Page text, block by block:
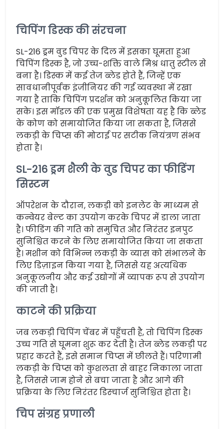
चिपिंग डिस्क की संरचना
SL-216 ड्रम वुड चिपर के दिल में इसका घूमता हुआ
चिपिंग डिस्क है, जो उच्च-शक्ति वाले मिश्र धातु स्टील से
बना है। डिस्क में कई तेज ब्लेड होते हैं, जिन्हें एक
सावधानीपूर्वक इंजीनियर की गई व्यवस्था में रखा
गया है ताकि चिपिंग प्रदर्शन को अनुकूलित किया जा
सके। इस मॉडल की एक प्रमुख विशेषता यह है कि ब्लेड
के कोण को समायोजित किया जा सकता है, जिससे
लकड़ी के चिप्स की मोटाई पर सटीक नियंत्रण संभव
होता है।
SL-216 ड्रम शैली के वुड चिपर का फीडिंग
सिस्टम
ऑपरेशन के दौरान, लकड़ी को इनलेट के माध्यम से
कन्वेयर बेल्ट का उपयोग करके चिपर में डाला जाता
है। फीडिंग की गति को समुचित और निरंतर इनपुट
सुनिश्चित करने के लिए समायोजित किया जा सकता
है। मशीन को विभिन्न लकड़ी के व्यास को संभालने के
लिए डिज़ाइन किया गया है, जिससे यह अत्यधिक
अनुकूलनीय और कई उद्योगों में व्यापक रूप से उपयोग
की जाती है।
काटने की प्रक्रिया
जब लकड़ी चिपिंग चेंबर में पहुँचती है, तो चिपिंग डिस्क
उच्च गति से घूमना शुरू कर देती है। तेज ब्लेड लकड़ी पर
प्रहार करते हैं, इसे समान चिप्स में छीलते हैं। परिणामी
लकड़ी के चिप्स को कुशलता से बाहर निकाला जाता
है, जिससे जाम होने से बचा जाता है और आगे की
प्रक्रिया के लिए निरंतर डिस्चार्ज सुनिश्चित होता है।
चिप संग्रह प्रणाली